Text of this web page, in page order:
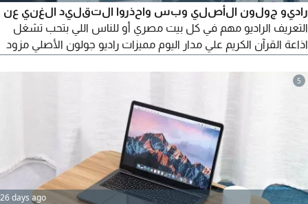
راديو جولون الأصلي وبس واحذروا التقليد الغني عن
التعريف الراديو مهم في كل بيت مصري أو للناس اللي بتحب تشغل
اذاعة القرآن الكريم علي مدار اليوم مميزات راديو جولون الأصلي مزود
5
26 days ago